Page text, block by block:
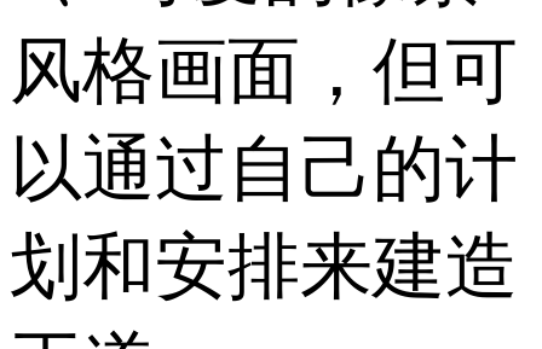
风格画面，但可
以通过自己的计
划和安排来建造